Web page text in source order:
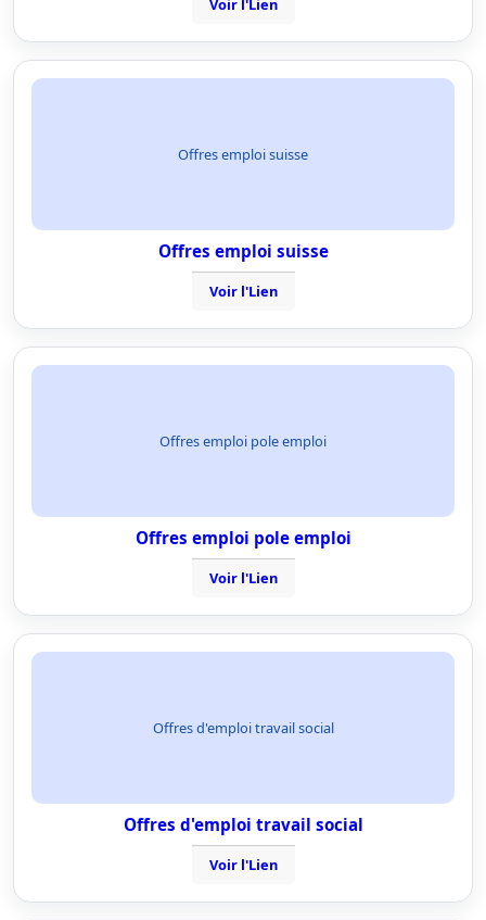
Voir l'Lien
Offres emploi suisse
Offres emploi suisse
Voir l'Lien
Offres emploi pole emploi
Offres emploi pole emploi
Voir l'Lien
Offres d'emploi travail social
Offres d'emploi travail social
Voir l'Lien